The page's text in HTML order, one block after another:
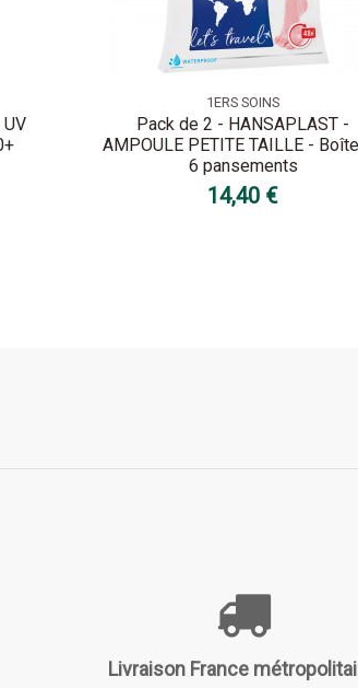
1ERS SOINS
Pack de 2 - HANSAPLAST -
AMPOULE PETITE TAILLE -
6 pansements
14,40 €
Livraison France